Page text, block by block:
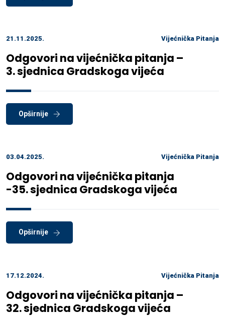
21.11.2025. Vijećnička Pitanja
Odgovori na vijećnička pitanja –
3. sjednica Gradskoga vijeća
Opširnije
03.04.2025. Vijećnička Pitanja
Odgovori na vijećnička pitanja
-35. sjednica Gradskoga vijeća
Opširnije
17.12.2024. Vijećnička Pitanja
Odgovori na vijećnička pitanja –
32. sjednica Gradskoga vijeća